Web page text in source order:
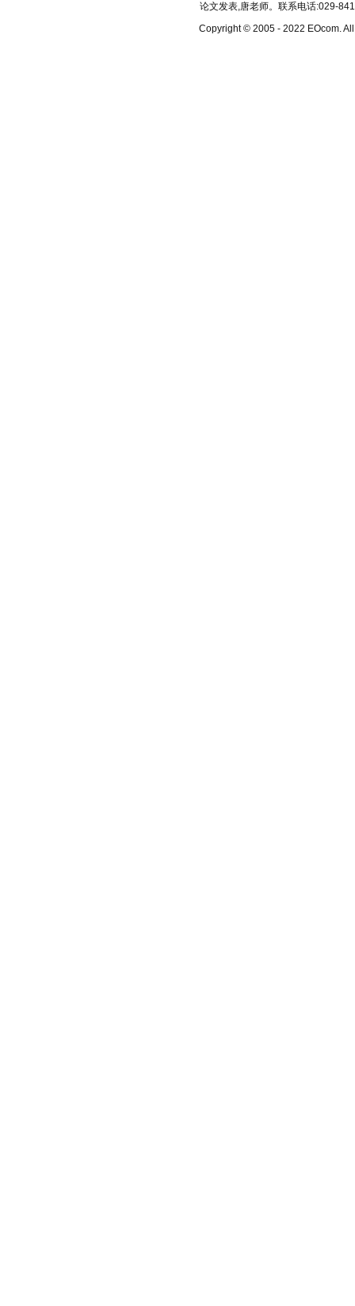
论文发表,唐老师。联系电话:029-
Copyright © 2005 - 2022 EOcom.